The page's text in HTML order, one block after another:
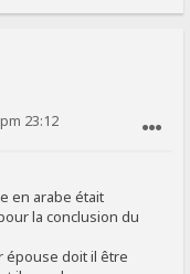
23:12
en arabe était
la conclusion du
épouse doit il être